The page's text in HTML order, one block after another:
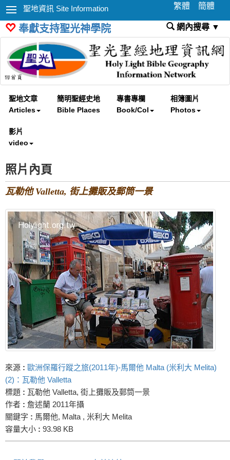
聖地資訊 Site Information 繁體 簡體
奉獻支持聖光神學院 網內搜尋 ▼
聖地文章
Articles
簡明聖經史地
Bible Places
專書專欄
Book/Col
相簿圖片
Photos
影片
video
照片內頁
瓦勒他 Valletta, 街上攤販及郵筒一景
來源 : 歐洲保羅行蹤之旅(2011年)-馬爾他 Malta (米利大 Melita)
(2)：瓦勒他 Valletta
標題 : 瓦勒他 Valletta, 街上攤販及郵筒一景
作者 : 詹述蘭 2011年攝
關鍵字 : 馬爾他, Malta , 米利大 Melita
容量大小 : 93.98 KB